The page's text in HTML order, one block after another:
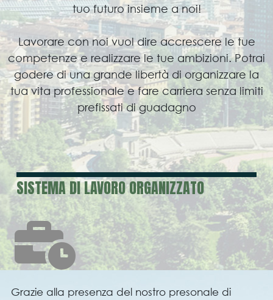
tuo futuro insieme a noi!
Lavorare con noi vuol dire accrescere le tue
competenze e realizzare le tue ambizioni. Potrai
godere di una grande libertà di organizzare la
tua vita professionale e fare carriera senza limiti
prefissati di guadagno
SISTEMA DI LAVORO ORGANIZZATO
Grazie alla presenza del nostro presonale di